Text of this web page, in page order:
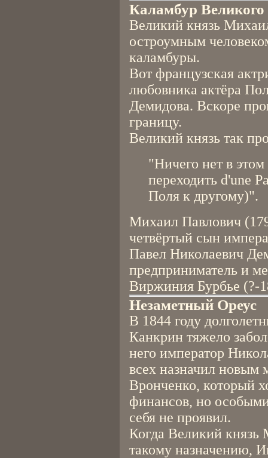
Каламбур Великого
Великий князь
остроумным
каламбуры.
Вот французская
любовника актёра
Демидова. Вскоре
границу.
Великий князь так
"Ничего нет в
переходить d'une
Поля к другому)".
Михаил Павлович
четвёртый сын
Павел Николаевич
предприниматель и
Виржиния Бурбье (?-
Незаметный Ореус
В 1844 году
Канкрин тяжело
него император
всех назначил
Вронченко, который
финансов, но
себя не проявил.
Когда Великий князь
такому назначению,